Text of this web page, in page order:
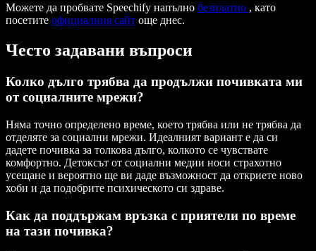
Можете да пробвате Speechify напълно безплатно , като
посетите официалния сайт още днес.
Често задавани въпроси
Колко дълго трябва да продължи почивката ми
от социалните мрежи?
Няма точно определено време, което трябва или не трябва да
отделяте за социални мрежи. Идеалният вариант е да си
дадете почивка за толкова дълго, колкото се чувствате
комфортно. Детоксът от социални медии носи страхотно
усещане и вероятно ще ви даде възможност да откриете ново
хоби и да подобрите психическото си здраве.
Как да поддържам връзка с приятели по време
на тази почивка?